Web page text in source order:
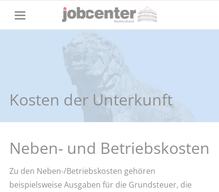
Kosten der Unterkunft
Neben- und Betriebskosten
Zu den Neben-/Betriebskosten gehören
beispielsweise Ausgaben für die Grundsteuer, die